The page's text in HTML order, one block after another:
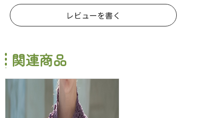
レビューを書く
関連商品